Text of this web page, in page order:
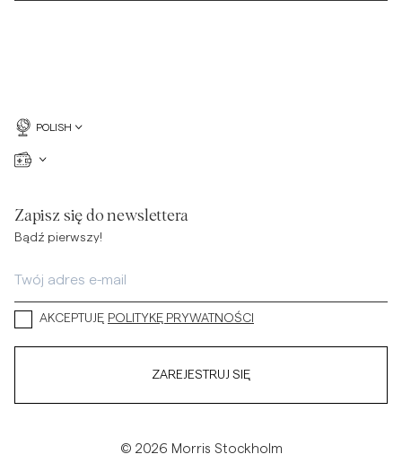
POLISH
Zapisz się do newslettera
Bądź pierwszy!
AKCEPTUJĘ POLITYKĘ PRYWATNOŚCI
ZAREJESTRUJ SIĘ
© 2026 Morris Stockholm